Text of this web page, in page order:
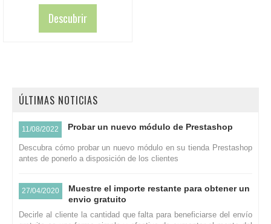
Descubrir
ÚLTIMAS NOTICIAS
11/08/2022 Probar un nuevo módulo de Prestashop
Descubra cómo probar un nuevo módulo en su tienda Prestashop
antes de ponerlo a disposición de los clientes
27/04/2020
Muestre el importe restante para obtener un
envio gratuito
Decirle al cliente la cantidad que falta para beneficiarse del envío